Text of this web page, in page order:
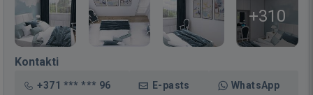
+310
Kontakti
+371 *** *** 96 E-pasts WhatsApp